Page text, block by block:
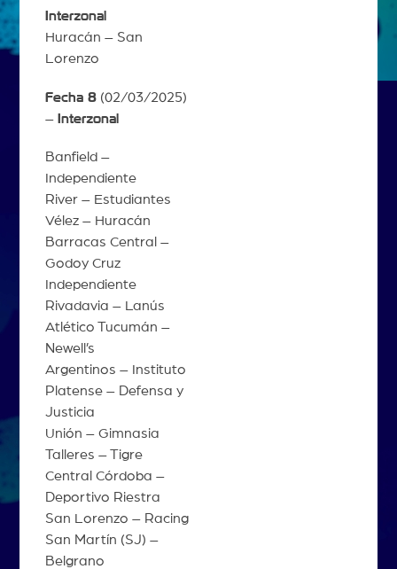
Interzonal
Huracán – San
Lorenzo
Fecha 8(02/03/2025)
– Interzonal
Banfield –
Independiente
River – Estudiantes
Vélez – Huracán
Barracas Central –
Godoy Cruz
Independiente
Rivadavia – Lanús
Atlético Tucumán –
Newell’s
Argentinos – Instituto
Platense – Defensa y
Justicia
Unión – Gimnasia
Talleres – Tigre
Central Córdoba –
Deportivo Riestra
San Lorenzo – Racing
San Martín (SJ) –
Belgrano